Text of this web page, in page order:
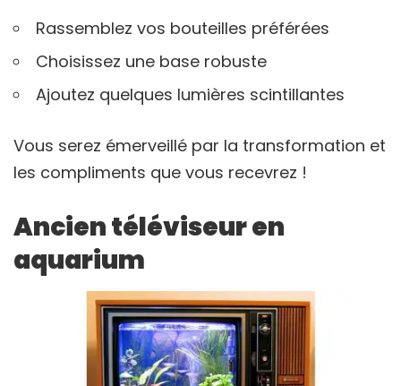
Rassemblez vos bouteilles préférées
Choisissez une base robuste
Ajoutez quelques lumières scintillantes
Vous serez émerveillé par la transformation et
les compliments que vous recevrez !
Ancien téléviseur en
aquarium